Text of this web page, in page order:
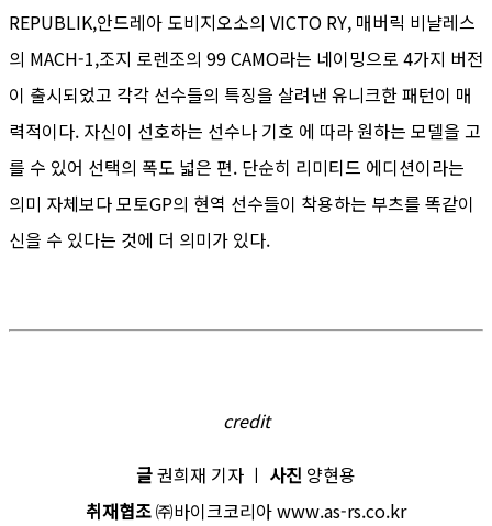
REPUBLIK,안드레아 도비지오소의 VICTO RY, 매버릭 비냘레스
의 MACH-1,조지 로렌조의 99 CAMO라는 네이밍으로 4가지 버전
이 출시되었고 각각 선수들의 특징을 살려낸 유니크한 패턴이 매
력적이다. 자신이 선호하는 선수나 기호 에 따라 원하는 모델을 고
를 수 있어 선택의 폭도 넓은 편. 단순히 리미티드 에디션이라는
의미 자체보다 모토GP의 현역 선수들이 착용하는 부츠를 똑같이
신을 수 있다는 것에 더 의미가 있다.
credit
글권희재 기자 ㅣ 사진 양현용
취재협조㈜바이크코리아 www.as-rs.co.kr